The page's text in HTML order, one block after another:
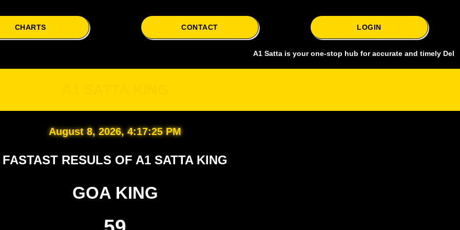
CHARTS CONTACT LOGIN
A1 Satta is your one-stop hub for accurate and timely Delhi
August 8, 2026, 4:17:26 PM
FASTAST RESULS OF A1 SATTA KING
GOA KING